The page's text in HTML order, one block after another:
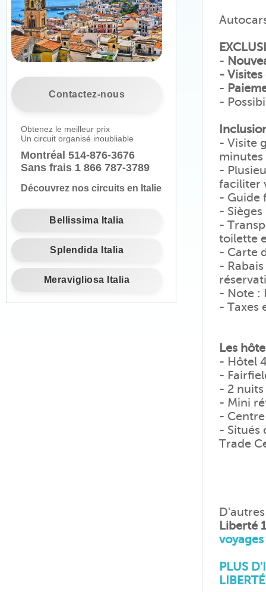
Contactez-nous
Obtenez le meilleur prix
Un circuit organisé inoubliable
Montréal 514-876-3676
Sans frais 1 866 787-3789
Découvrez nos circuits en Italie
Bellissima Italia
Splendida Italia
Meravigliosa Italia
-
-
-
-
- Visite
minutes
-
faciliter
- Guide
- Sièges
-
toilette
- Carte
-
- Note :
- Taxes
Les
- Hôtel
-
- 2
- Mini
-
- Situés
Trade
Liberté
voyages
PLUS